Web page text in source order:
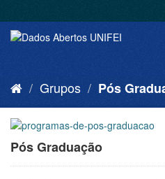
Grupos Pós
Pós Graduação